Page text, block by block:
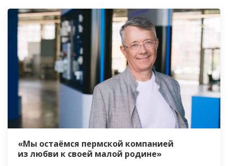
«Мы остаёмся пермской компанией
из любви к своей малой родине»